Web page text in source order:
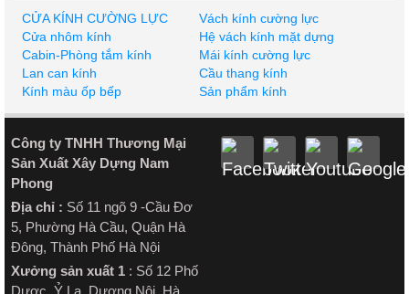
CỬA KÍNH CƯỜNG LỰC
Vách kính cường lực
Cửa nhôm kính
Hệ vách kính mặt dựng
Cabin-Phòng tắm kính
Mái kính cường lực
Lan can kính
Cầu thang kính
Kính màu ốp bếp
Sản phẩm kính
Công ty TNHH Thương Mại
Sản Xuất Xây Dựng Nam
Phong
Địa chỉ : Số 11 ngõ 9 -Cầu Đơ
5, Phường Hà Cầu, Quận Hà
Đông, Thành Phố Hà Nội
Xưởng sản xuất 1 : Số 12 Phố
Dược, Ỷ La, Dương Nội, Hà